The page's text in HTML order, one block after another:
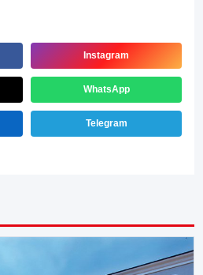
Instagram
WhatsApp
Telegram